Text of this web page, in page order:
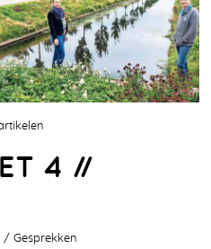
4 //
Gesprekken